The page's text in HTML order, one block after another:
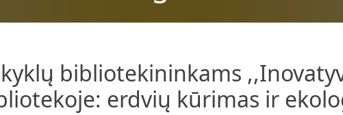
bibliotekininkams
erdvių kūrimas ir